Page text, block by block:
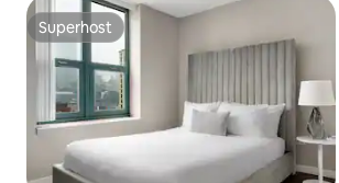
Superhost
Superhost